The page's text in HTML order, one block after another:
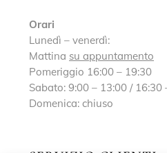
Orari
Lunedì – venerdì:
Mattina su appuntamento
Pomeriggio 16:00 – 19:30
Sabato: 9:00 – 13:00 / 16:30
Domenica: chiuso